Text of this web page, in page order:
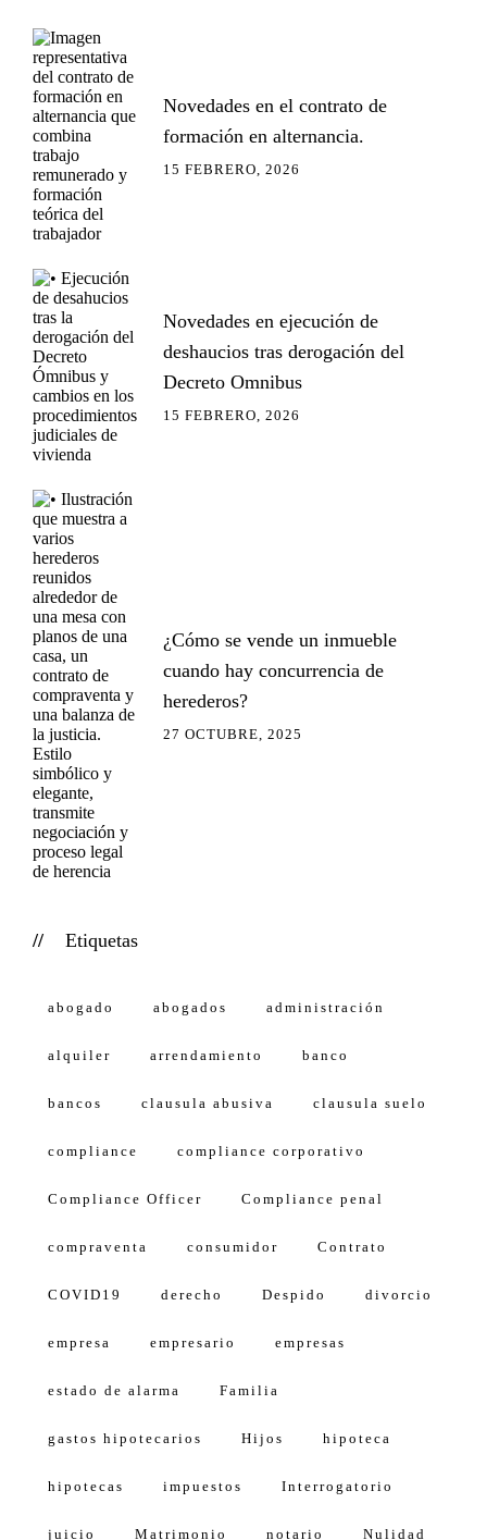
Novedades en el contrato de
formación en alternancia.
15 FEBRERO, 2026
Novedades en ejecución de
deshaucios tras derogación del
Decreto Omnibus
15 FEBRERO, 2026
¿Cómo se vende un inmueble
cuando hay concurrencia de
herederos?
27 OCTUBRE, 2025
Etiquetas
abogado abogados administración
alquiler arrendamiento banco
bancos clausula abusiva clausula suelo
compliance compliance corporativo
Compliance Officer Compliance penal
compraventa consumidor Contrato
COVID19 derecho Despido divorcio
empresa empresario empresas
estado de alarma Familia
gastos hipotecarios Hijos hipoteca
hipotecas impuestos Interrogatorio
juicio Matrimonio notario Nulidad